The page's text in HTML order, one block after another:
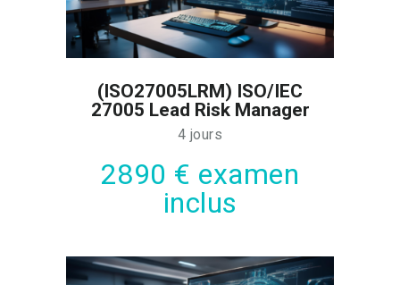
(ISO27005LRM) ISO/IEC
27005 Lead Risk Manager
4 jours
2890 € examen
inclus